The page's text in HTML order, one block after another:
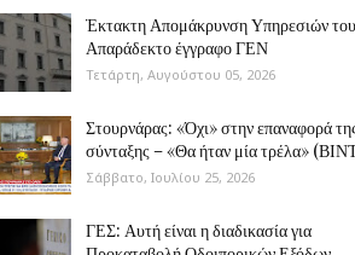
Έκτακτη Απομάκρυνση Υπηρεσιών
Απαράδεκτο έγγραφο ΓΕΝ
Τετάρτη, Αυγούστου 05, 2026
Στουρνάρας: «Όχι» στην επαναφορά
σύνταξης – «Θα ήταν μία τρέλα»
Σάββατο, Ιουλίου 25, 2026
ΓΕΣ: Αυτή είναι η διαδικασία για